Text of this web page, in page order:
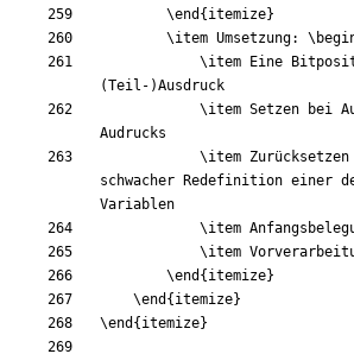
\end { itemize}
\item Umsetzung:
\item Eine
\item Setzen bei
\item
schwacher Redefinition einer
\item
\item
\end { itemize}
\end { itemize}
\end { itemize}